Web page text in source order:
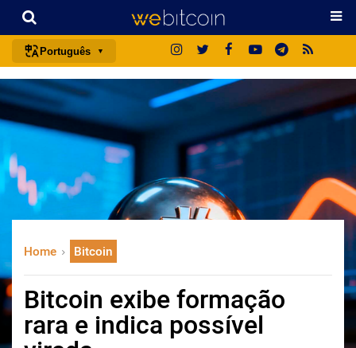
Português
português (BR)
español
italiano
中文
한국어
العربية
Home Bitcoin
Bitcoin exibe formação
rara e indica possível